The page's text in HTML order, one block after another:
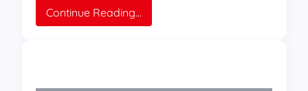
Continue Reading…
Erfurt: